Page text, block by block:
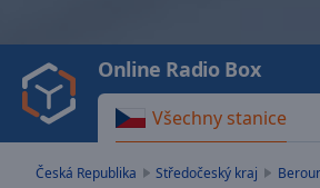
Video
Play
Backward
Skip
Všechny stanice
Online Radio Box
Česká Republika Středočeský kraj